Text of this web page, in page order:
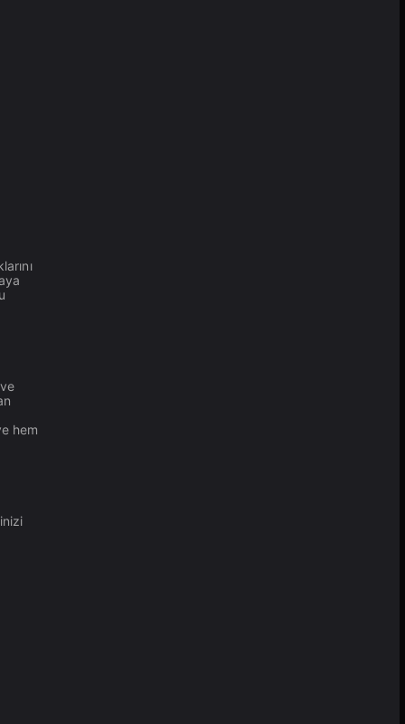
hem